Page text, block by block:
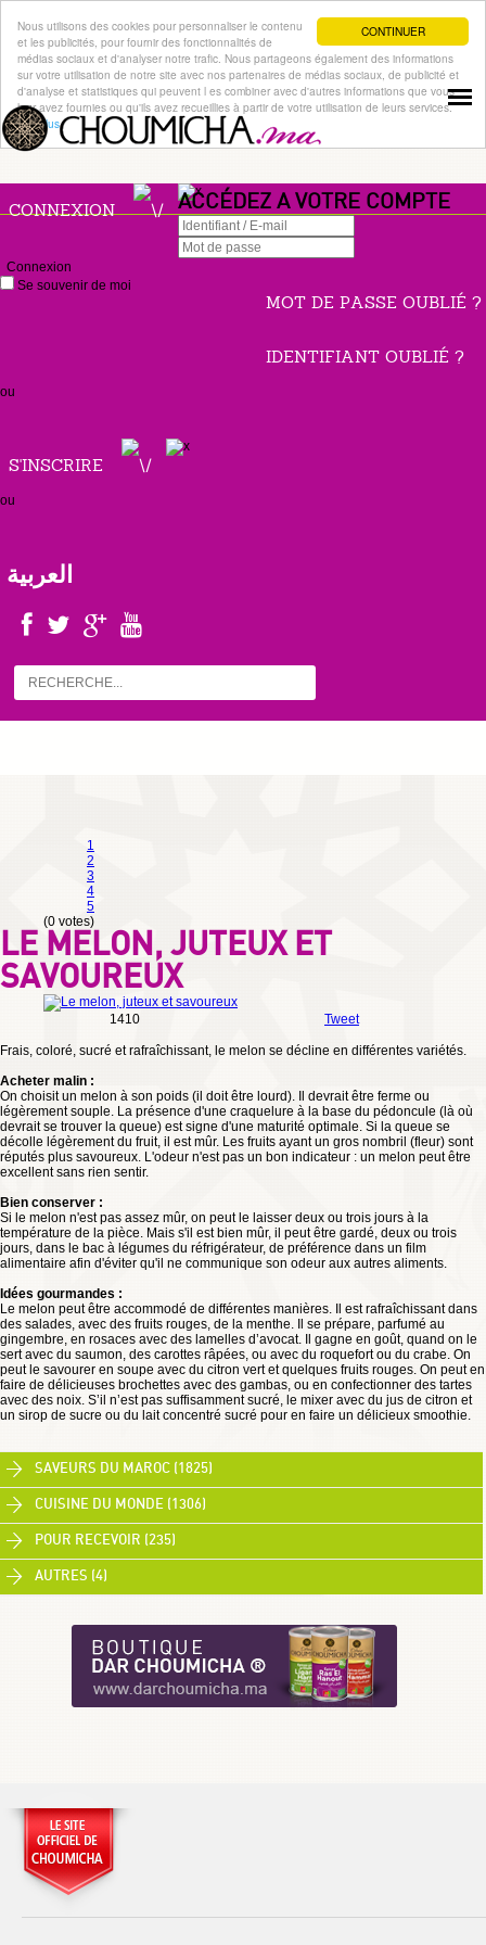
CONTINUER
Nous utilisons des cookies pour personnaliser le contenu
et les publicités, pour fournir des fonctionnalités de
médias sociaux et d'analyser notre trafic. Nous partageons également des informations
sur votre utilisation de notre site avec nos partenaires de médias sociaux, de publicité et
d'analyse et statistiques qui peuvent l es combiner avec d'autres informations que vous
leur avez fournies ou qu'ils avez recueillies à partir de votre utilisation de leurs services.
Lire plus
CONNEXION ACCÉDEZ A VOTRE COMPTE
Connexion
Se souvenir de moi
MOT DE PASSE OUBLIÉ ?
IDENTIFIANT OUBLIÉ ?
ou
S'INSCRIRE
ou
العربية
1
2
3
4
5
(0 votes)
LE MELON, JUTEUX ET
SAVOUREUX
1410 Tweet
Frais, coloré, sucré et rafraîchissant, le melon se décline en différentes variétés.
Acheter malin :
On choisit un melon à son poids (il doit être lourd). Il devrait être ferme ou
légèrement souple. La présence d'une craquelure à la base du pédoncule (là où
devrait se trouver la queue) est signe d'une maturité optimale. Si la queue se
décolle légèrement du fruit, il est mûr. Les fruits ayant un gros nombril (fleur) sont
réputés plus savoureux. L'odeur n'est pas un bon indicateur : un melon peut être
excellent sans rien sentir.
Bien conserver :
Si le melon n'est pas assez mûr, on peut le laisser deux ou trois jours à la
température de la pièce. Mais s'il est bien mûr, il peut être gardé, deux ou trois
jours, dans le bac à légumes du réfrigérateur, de préférence dans un film
alimentaire afin d'éviter qu'il ne communique son odeur aux autres aliments.
Idées gourmandes :
Le melon peut être accommodé de différentes manières. Il est rafraîchissant dans
des salades, avec des fruits rouges, de la menthe. Il se prépare, parfumé au
gingembre, en rosaces avec des lamelles d’avocat. Il gagne en goût, quand on le
sert avec du saumon, des carottes râpées, ou avec du roquefort ou du crabe. On
peut le savourer en soupe avec du citron vert et quelques fruits rouges. On peut en
faire de délicieuses brochettes avec des gambas, ou en confectionner des tartes
avec des noix. S’il n’est pas suffisamment sucré, le mixer avec du jus de citron et
un sirop de sucre ou du lait concentré sucré pour en faire un délicieux smoothie.
SAVEURS DU MAROC (1825)
CUISINE DU MONDE (1306)
POUR RECEVOIR (235)
AUTRES (4)